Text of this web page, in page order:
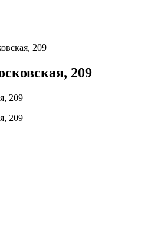
209
209
209
209